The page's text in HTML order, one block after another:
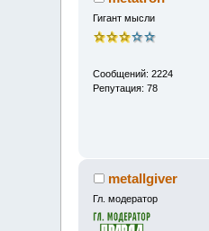
Гигант мысли
Сообщений: 2224
Репутация: 78
metallgiver
Гл. модератор